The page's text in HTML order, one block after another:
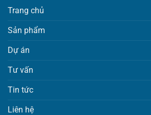
Trang chủ
Sản phẩm
Dự án
Tư vấn
Tin tức
Liên hệ